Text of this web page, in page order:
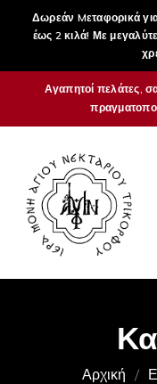
Δωρεάν Mεταφορικά
έως 2 κιλά! Με
Αγαπητοί πελάτες,
Αρχική